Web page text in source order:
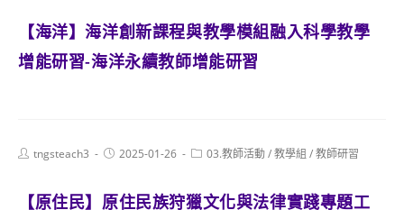
【海洋】海洋創新課程與教學模組融入科學教學
增能研習-海洋永續教師增能研習
Posttngsteach3
Post2025-01-26
Post03.教師活動/教學組 /教師研習
【原住民】原住民族狩獵文化與法律實踐專題工